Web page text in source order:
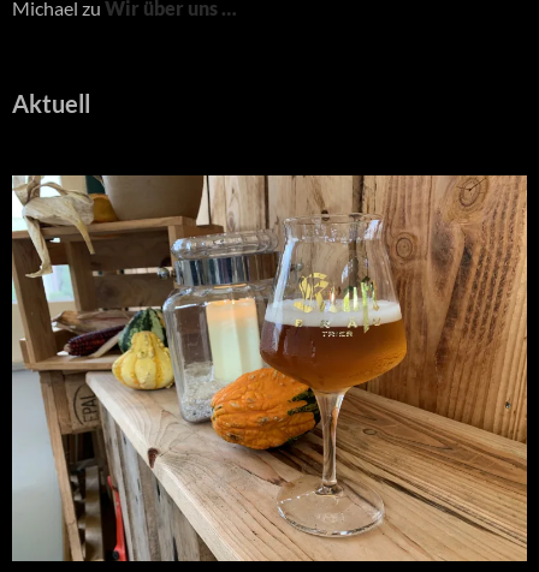
Michael zu Wir über uns …
Aktuell